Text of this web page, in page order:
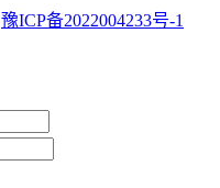
豫ICP备2022004233号-1